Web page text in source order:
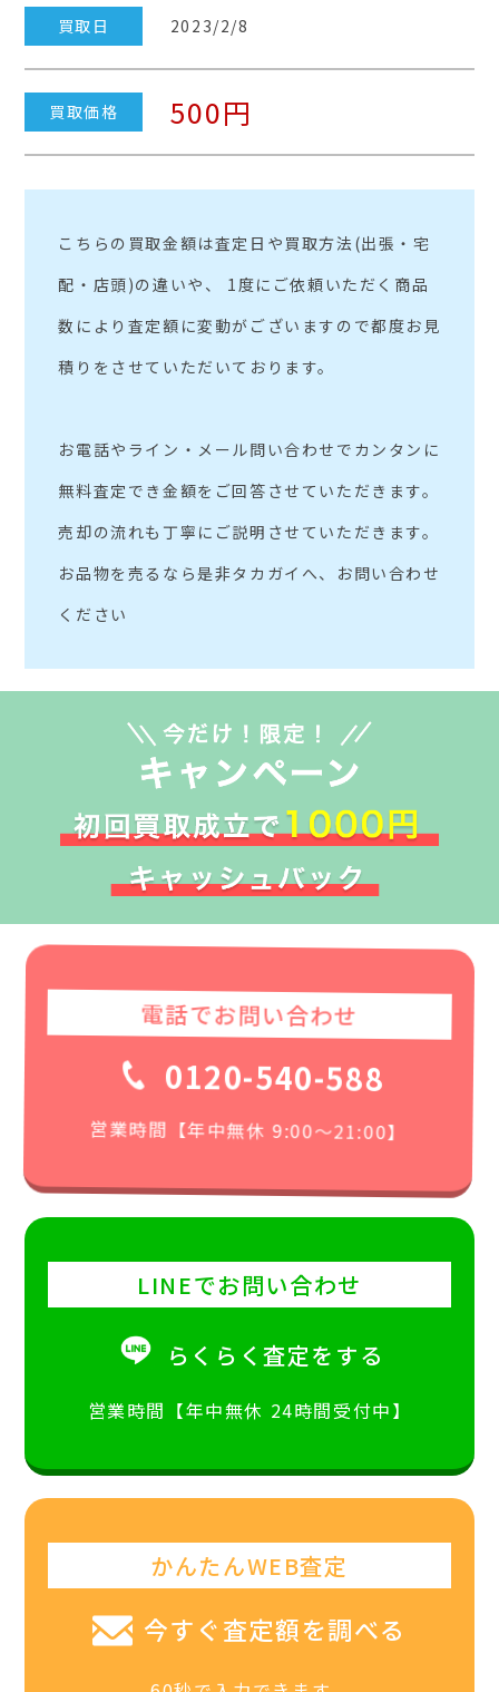
買取日 2023/2/8
買取価格 500円
こちらの買取金額は査定日や買取方法(出張・宅
配・店頭)の違いや、 1度にご依頼いただく商品
数により査定額に変動がございますので都度お見
積りをさせていただいております。
お電話やライン・メール問い合わせでカンタンに
無料査定でき金額をご回答させていただきます。
売却の流れも丁寧にご説明させていただきます。
お品物を売るなら是非タカガイへ、お問い合わせ
ください
電話でお問い合わせ
0120-540-588
営業時間【年中無休 9:00〜21:00】
LINEでお問い合わせ
らくらく査定をする
営業時間【年中無休 24時間受付中】
かんたんWEB査定
今すぐ査定額を調べる